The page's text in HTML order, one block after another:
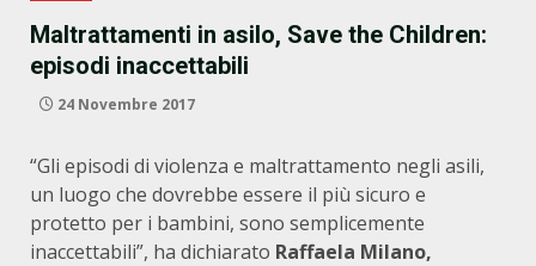
Maltrattamenti in asilo, Save the Children:
episodi inaccettabili
24 Novembre 2017
“Gli episodi di violenza e maltrattamento negli asili,
un luogo che dovrebbe essere il più sicuro e
protetto per i bambini, sono semplicemente
inaccettabili”, ha dichiarato Raffaela Milano,